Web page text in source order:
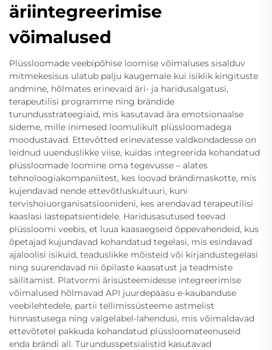
äriintegreerimise
võimalused
Plüssloomade veebipõhise loomise võimaluses sisalduv
mitmekesisus ulatub palju kaugemale kui isiklik kingituste
andmine, hõlmates erinevaid äri- ja haridusalgatusi,
terapeutilisi programme ning brändide
turundusstrateegiaid, mis kasutavad ära emotsionaalse
sideme, mille inimesed loomulikult plüssloomadega
moodustavad. Ettevõtted erinevatesse valdkondadesse on
leidnud uuenduslikke viise, kuidas integreerida kohandatud
plüssloomade loomine oma tegevusse – alates
tehnoloogiakompaniitest, kes loovad brändimaskotte, mis
kujendavad nende ettevõtluskultuuri, kuni
tervishoiuorganisatsioonideni, kes arendavad terapeutilisi
kaaslasi lastepatsientidele. Haridusasutused teevad
plüssloomi veebis, et luua kaasaegseid õppevahendeid, kus
õpetajad kujundavad kohandatud tegelasi, mis esindavad
ajaloolisi isikuid, teaduslikke mõisteid või kirjandustegelasi
ning suurendavad nii õpilaste kaasatust ja teadmiste
säilitamist. Platvormi ärisüsteemidesse integreerimise
võimalused hõlmavad API juurdepääsu e-kaubanduse
veebilehtedele, partii tellimissüsteeme astmelist
hinnastusega ning valgelabel-lahendusi, mis võimaldavad
ettevõtetel pakkuda kohandatud plüssloomateenuseid
enda brändi all. Turundusspetsialistid kasutavad